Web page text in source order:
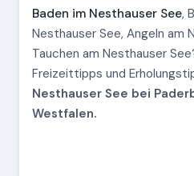
Baden im Nesthauser See,
Nesthauser See, Angeln am
Tauchen am Nesthauser
Freizeittipps und
Nesthauser See bei
Westfalen.